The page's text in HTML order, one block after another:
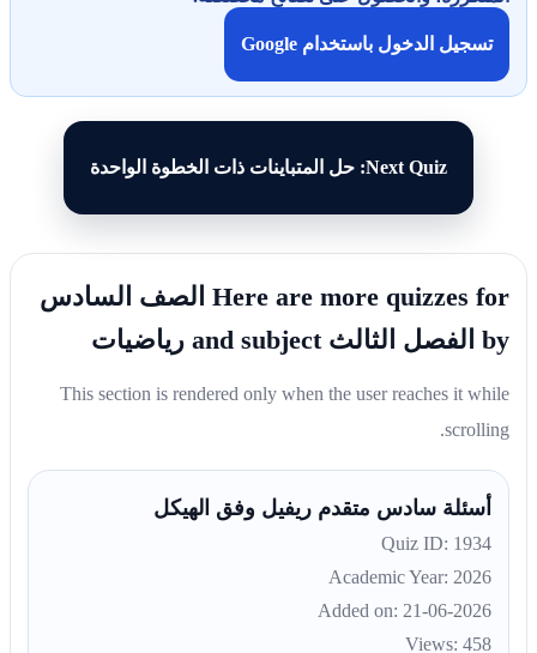
تسجيل الدخول باستخدام Google
Next Quiz: حل المتباينات ذات الخطوة الواحدة
Here are more quizzes for الصف السادس
by الفصل الثالث and subject رياضيات
This section is rendered only when the user reaches it while
scrolling.
أسئلة سادس متقدم ريفيل وفق الهيكل
Quiz ID: 1934
Academic Year: 2026
Added on: 21-06-2026
Views: 458